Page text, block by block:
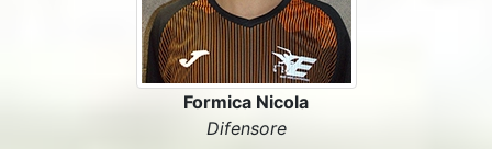
Formica Nicola
Difensore